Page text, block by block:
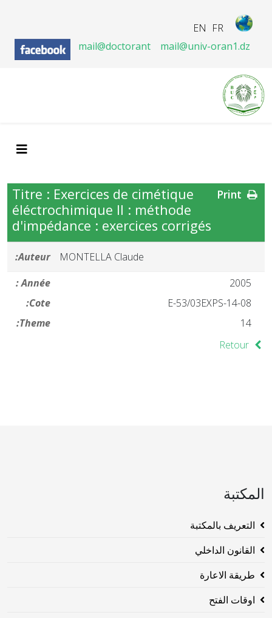
FR
EN
mail@doctorant
mail@univ-oran1.dz
Titre : Exercices de cimétique
éléctrochimique II : méthode
d'impédance : exercices corrigés
Auteur:
MONTELLA Claude
Année :
2005
Cote:
14-08-E-53/03EXPS
Theme:
14
Retour
المكتبة
التعريف بالمكتبة
القانون الداخلي
طريقة الاعارة
اوقات الفتح